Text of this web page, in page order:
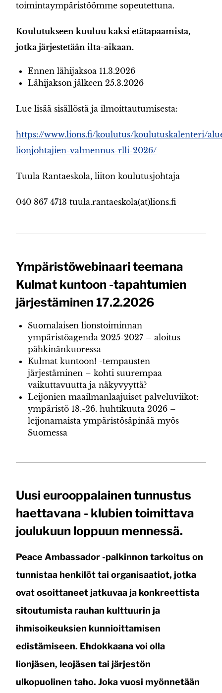
toimintaympäristöömme sopeutettuna.
Koulutukseen kuuluu kaksi etätapaamista,
jotka järjestetään ilta-aikaan.
Ennen lähijaksoa 11.3.2026
Lähijakson jälkeen 25.3.2026
Lue lisää sisällöstä ja ilmoittautumisesta:
https://www.lions.fi/koulutus/koulutuskalenteri/
lionjohtajien-valmennus-rlli-2026/
Tuula Rantaeskola, liiton koulutusjohtaja
040 867 4713 tuula.rantaeskola(at)lions.fi
Ympäristöwebinaari teemana
Kulmat kuntoon -tapahtumien
järjestäminen 17.2.2026
Suomalaisen lionstoiminnan
ympäristöagenda 2025-2027 – aloitus
pähkinänkuoressa
Kulmat kuntoon! -tempausten
järjestäminen – kohti suurempaa
vaikuttavuutta ja näkyvyyttä?
Leijonien maailmanlaajuiset palveluviikot:
ympäristö 18.-26. huhtikuuta 2026 –
leijonamaista ympäristösäpinää myös
Suomessa
Uusi eurooppalainen tunnustus
haettavana - klubien toimittava
joulukuun loppuun mennessä.
Peace Ambassador -palkinnon tarkoitus on
tunnistaa henkilöt tai organisaatiot, jotka
ovat osoittaneet jatkuvaa ja konkreettista
sitoutumista rauhan kulttuurin ja
ihmisoikeuksien kunnioittamisen
edistämiseen. Ehdokkaana voi olla
lionjäsen, leojäsen tai järjestön
ulkopuolinen taho. Joka vuosi myönnetään